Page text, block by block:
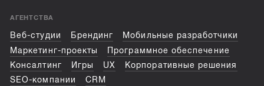
АГЕНТСТВА
Веб-студии Брендинг
Мобильные разработчики
Маркетинг-проекты
Программное обеспечение
Консалтинг
Игры UX
Корпоративные решения
SEO-компании
CRM